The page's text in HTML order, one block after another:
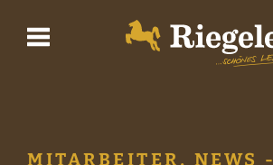
MITARBEITER, NEWS -